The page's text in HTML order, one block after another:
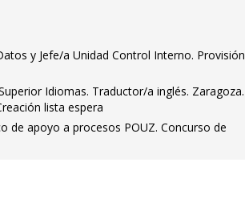
y Jefe/a Unidad Control Interno. Provisión
Idiomas. Traductor/a inglés. Zaragoza.
lista espera
de apoyo a procesos POUZ. Concurso de